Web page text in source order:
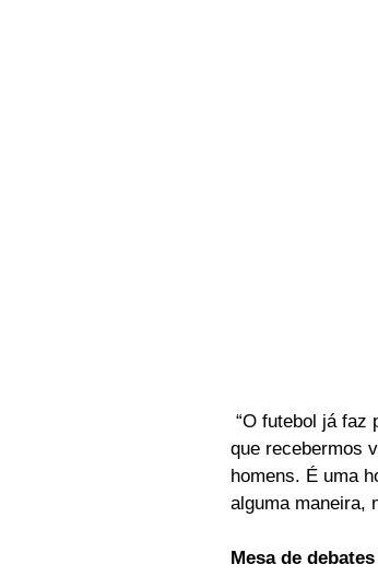
que recebermos
homens. É uma
alguma maneira,
Mesa de